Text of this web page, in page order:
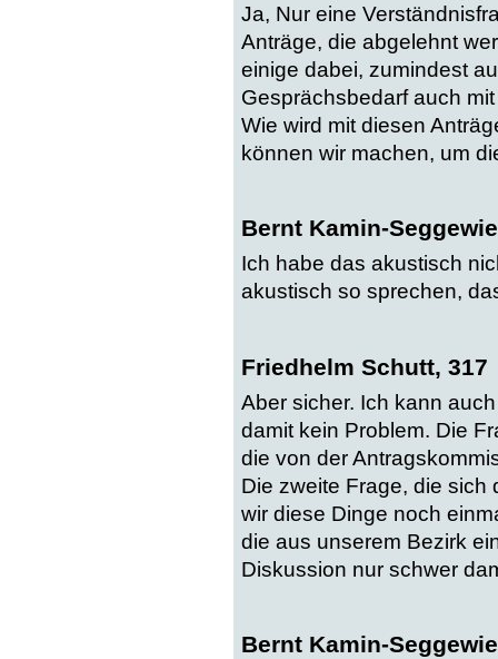
Ja, Nur eine
Anträge, die abgelehnt
einige dabei, zumindest
Gesprächsbedarf auch
Wie wird mit diesen
können wir machen, um
Bernt Kamin-
Ich habe das akustisch
akustisch so sprechen,
Friedhelm Schutt, 317
Aber sicher. Ich kann
damit kein Problem. Die
die von der
Die zweite Frage, die sich
wir diese Dinge noch
die aus unserem Bezirk
Diskussion nur schwer
Bernt Kamin-